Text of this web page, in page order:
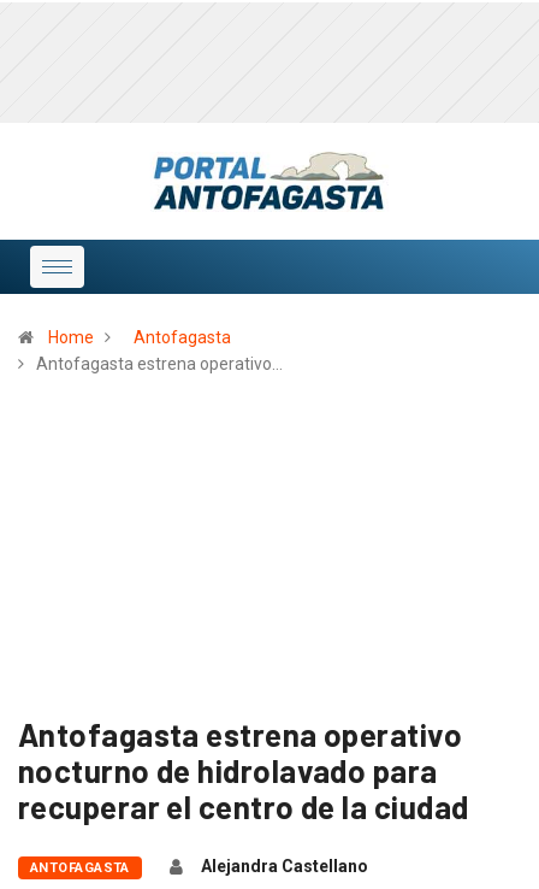
Home
Antofagasta
Antofagasta estrena operativo…
Antofagasta estrena operativo
nocturno de hidrolavado para
recuperar el centro de la ciudad
ANTOFAGASTA
Alejandra Castellano